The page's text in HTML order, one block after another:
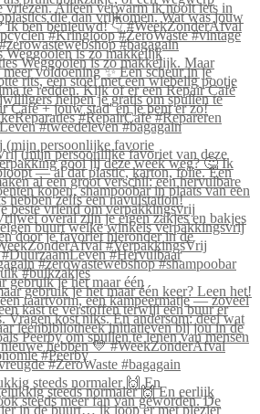
Weggooien is zo makkelijk
(mijn persoonlijke favorie
gebruik je het maar één
steeds normaler 🙌 En